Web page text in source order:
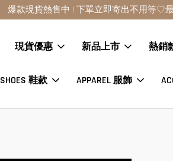
現貨商品下單24H內寄出?數量各
現貨優惠 新品上市 熱銷
SHOES 鞋款 APPAREL 服飾